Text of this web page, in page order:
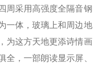
周采用高强度全隔音钢
一体，玻璃上和周边地
为这方天地更添诗情画
全，一部朗读显示屏、